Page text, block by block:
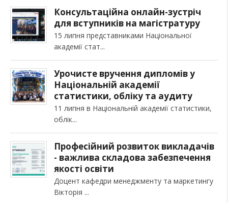
Консультаційна онлайн-зустріч
для вступників на магістратуру
15 липня представниками Національної
академії стат
Урочисте вручення дипломів у
Національній академії
статистики, обліку та аудиту
11 липня в Національній академії статистики,
облік
Професійний розвиток викладачів
- важлива складова забезпечення
якості освіти
Доцент кафедри менеджменту та маркетингу
Вікторія